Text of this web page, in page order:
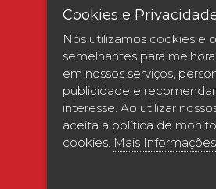
Verificada por
Cookies e
Nós utilizamos cookies e
semelhantes para
em nossos serviços,
publicidade e
interesse. Ao utilizar
aceita a política de
cookies. Mais Informações